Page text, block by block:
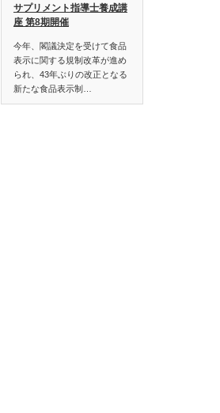
サプリメント指導士養成講
座 第8期開催
今年、閣議決定を受けて食品
表示に関する規制改革が進め
られ、43年ぶりの改正となる
新たな食品表示制…